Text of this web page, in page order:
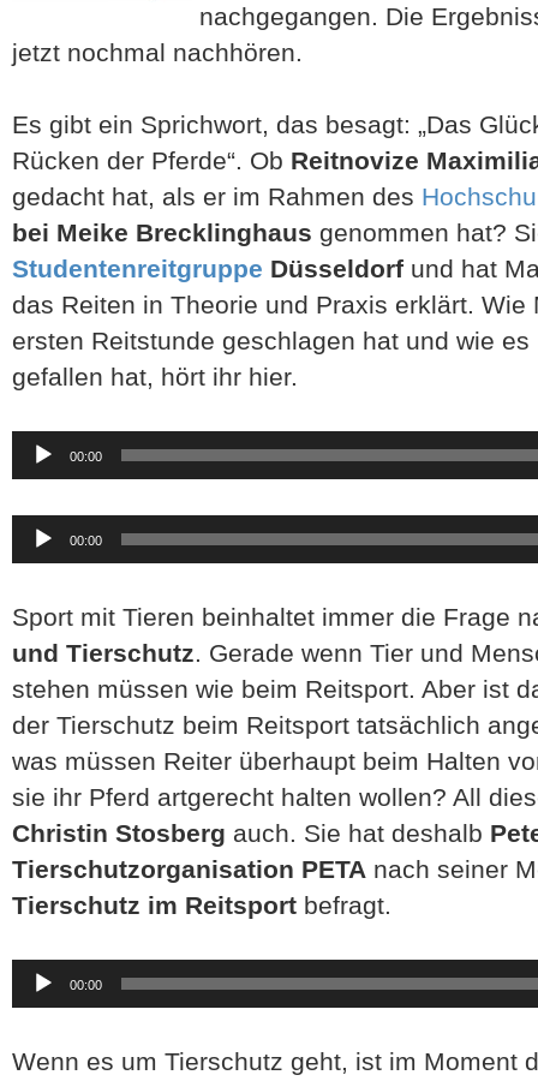
nachgegangen. Die
jetzt nochmal nachhören.
Es gibt ein Sprichwort, das besagt: „Das
Rücken der Pferde“. Ob Reitnovize
gedacht hat, als er im Rahmen des
bei Meike Brecklinghaus genommen hat?
Studentenreitgruppe Düsseldorf und hat
das Reiten in Theorie und Praxis erklärt. Wie
ersten Reitstunde geschlagen hat und wie
gefallen hat, hört ihr hier.
Audio-
Player
00:00
Audio-
Player
00:00
Sport mit Tieren beinhaltet immer die Frage
und Tierschutz. Gerade wenn Tier und
stehen müssen wie beim Reitsport. Aber ist
der Tierschutz beim Reitsport tatsächlich
was müssen Reiter überhaupt beim Halten
sie ihr Pferd artgerecht halten wollen? All
Christin Stosberg auch. Sie hat deshalb
Tierschutzorganisation PETA nach seiner
Tierschutz im Reitsport befragt.
Audio-
Player
00:00
Wenn es um Tierschutz geht, ist im Moment